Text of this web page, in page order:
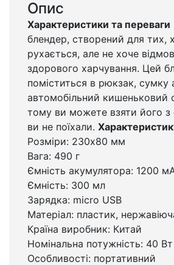
Опис
Характеристики та переваги
блендер, створений для тих,
рухається, але не хоче
здорового харчування. Цей
поміститься в рюкзак, сумку
автомобільний кишеньковий
тому ви можете взяти його
ви не поїхали.
Розміри: 230x80 мм
Вага: 490 г
Ємність акумулятора: 1200
Ємність: 300 мл
Зарядка: micro USB
Матеріал: пластик,
Країна виробник: Китай
Номінальна потужність: 40 Вт
Особливості: портативний